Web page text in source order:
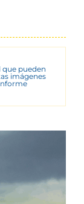
que pueden
imágenes